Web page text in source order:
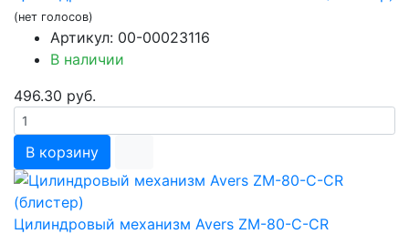
(нет голосов)
Артикул: 00-00023116
В наличии
496.30 руб.
В корзину
Цилиндровый механизм Avers ZM-80-C-CR